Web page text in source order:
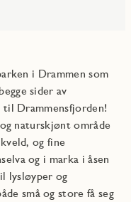
i Drammen som
sider av
Drammensfjorden!
naturskjønt område
og fine
og i marka i åsen
lysløyper og
små og store få seg